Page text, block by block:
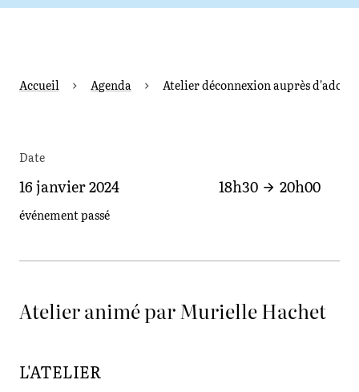
Accueil Agenda Atelier déconnexion auprès
Date
16 janvier 2024 18h30 20h00
événement passé
Atelier animé par Murielle Hachet
L'ATELIER